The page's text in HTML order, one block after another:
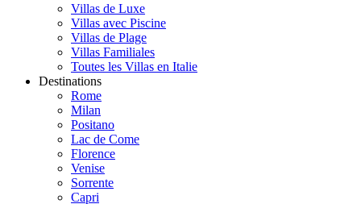
Villas de Luxe
Villas avec Piscine
Villas de Plage
Villas Familiales
Toutes les Villas en Italie
Destinations
Rome
Milan
Positano
Lac de Come
Florence
Venise
Sorrente
Capri